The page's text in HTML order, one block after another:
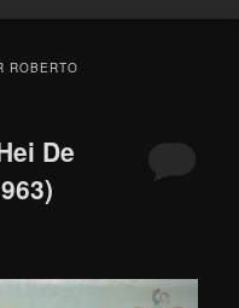
ROBERTO
De